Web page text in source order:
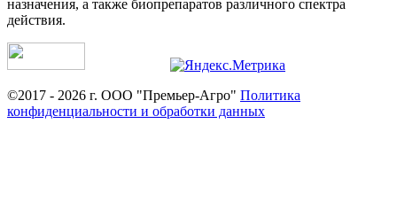
назначения, а также биопрепаратов различного спектра
действия.
©2017 - 2026 г. ООО "Премьер-Агро" Политика
конфиденциальности и обработки данных